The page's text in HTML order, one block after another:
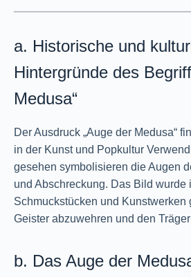
a. Historische und
Hintergründe des
Medusa“
Der Ausdruck „Auge der Medusa“
in der Kunst und Popkultur
gesehen symbolisieren die Augen
und Abschreckung. Das Bild wurde
Schmuckstücken und Kunstwerken
Geister abzuwehren und den
b. Das Auge der